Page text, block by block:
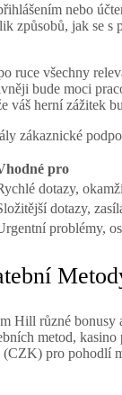
nebo
způsobů, jak se
ruce všechny
bude moci
váš herní zážitek
zákaznické
pro
dotazy,
dotazy,
problémy,
Hill různé bonusy
metod,
(CZK) pro pohodlí